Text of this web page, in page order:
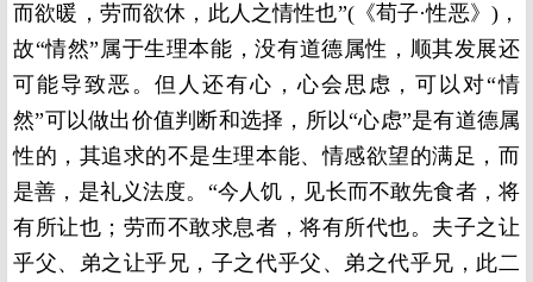
而欲暖，劳而欲休，此人之情性也”(《荀子·性恶》)，
故“情然”属于生理本能，没有道德属性，顺其发展还
可能导致恶。但人还有心，心会思虑，可以对“情
然”可以做出价值判断和选择，所以“心虑”是有道德属
性的，其追求的不是生理本能、情感欲望的满足，而
是善，是礼义法度。“今人饥，见长而不敢先食者，将
有所让也；劳而不敢求息者，将有所代也。夫子之让
乎父、弟之让乎兄，子之代乎父、弟之代乎兄，此二